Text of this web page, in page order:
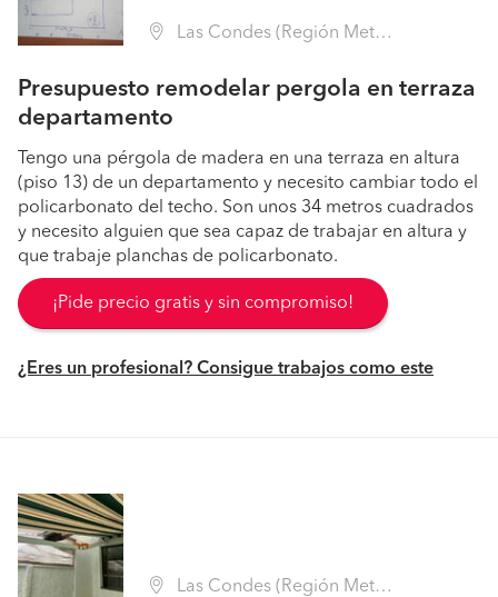
Las Condes (Región Metropolitana - Santiago)
Presupuesto remodelar pergola en terraza
departamento
Tengo una pérgola de madera en una terraza en altura
(piso 13) de un departamento y necesito cambiar todo el
policarbonato del techo. Son unos 34 metros cuadrados
y necesito alguien que sea capaz de trabajar en altura y
que trabaje planchas de policarbonato.
¡Pide precio gratis y sin compromiso!
¿Eres un profesional? Consigue trabajos como este
Las Condes (Región Metropolitana - Santiago)